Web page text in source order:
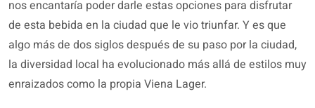
nos encantaría poder darle estas opciones para disfrutar
de esta bebida en la ciudad que le vio triunfar. Y es que
algo más de dos siglos después de su paso por la ciudad,
la diversidad local ha evolucionado más allá de estilos muy
enraizados como la propia Viena Lager.